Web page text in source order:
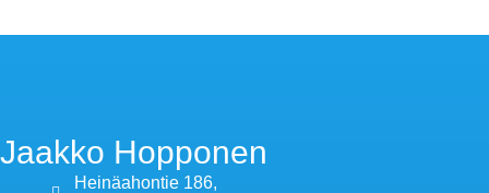
Jaakko Hopponen
Heinäahontie 186,